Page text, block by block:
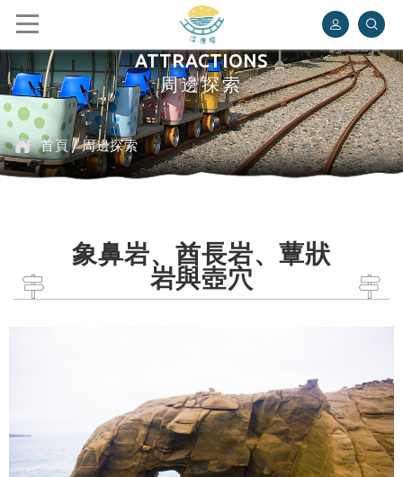
深澳鐵道自行車
ATTRACTIONS
周邊探索
首頁/周邊探索
象鼻岩、酋長岩、蕈狀
岩與壺穴